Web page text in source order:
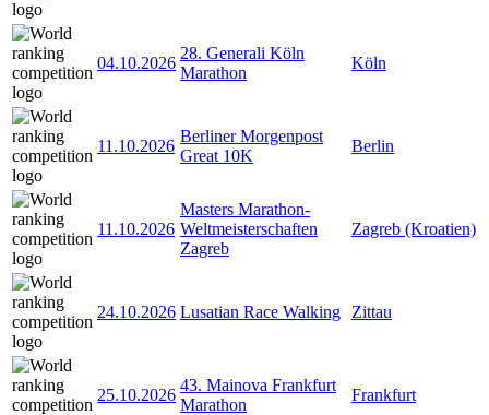
04.10.2026
28. Generali Köln
Marathon
Köln
11.10.2026
Berliner Morgenpost
Great 10K
Berlin
11.10.2026
Masters Marathon-
Weltmeisterschaften
Zagreb
Zagreb (Kroatien)
24.10.2026 Lusatian Race Walking Zittau
25.10.2026
43. Mainova Frankfurt
Marathon
Frankfurt